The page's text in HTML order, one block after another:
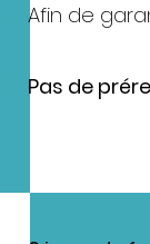
Afin de
Pas de